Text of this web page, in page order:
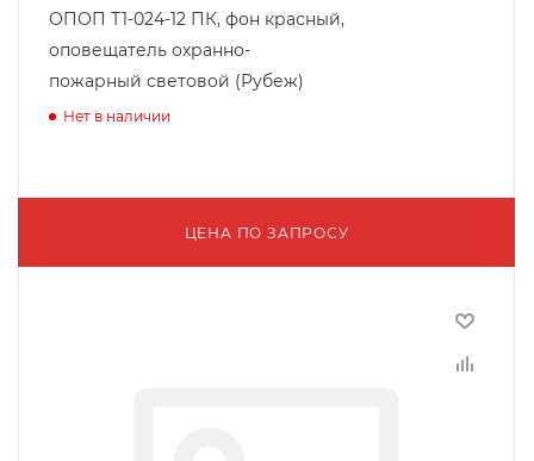
ОПОП Т1-024-12 ПК, фон красный,
оповещатель охранно-
пожарный световой (Рубеж)
Нет в наличии
ЦЕНА ПО ЗАПРОСУ